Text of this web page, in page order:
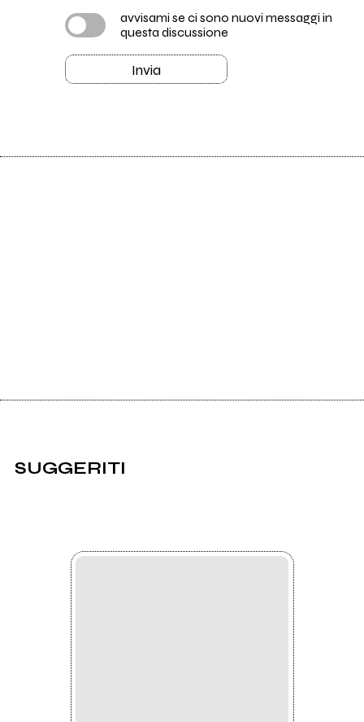
avvisami se ci sono nuovi messaggi in
questa discussione
Invia
SUGGERITI